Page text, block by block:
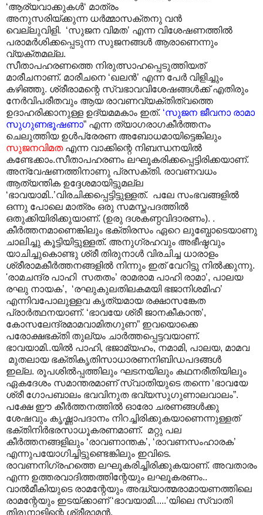
‘ആര്യവാക്കുകൾ‘ മാത്രം
അനുസരിയ്ക്കുന്ന ധർമ്മാസക്തനു വൻ
വെല്ലുവിളി. ‘സുജന വിമത’ എന്ന വിശേഷണത്തിൽ
പരാമർശിക്കപ്പെടുന്ന സുജനങ്ങൾ ആരാണെന്നും
വ്യക്തമല്ല.
സീതാപഹരണത്തെ നിരുത്സാഹപ്പെടുത്തിയത്
മാരീചനാണ്. മാരീചനെ ‘ഖലൻ’ എന്ന പേർ വിളിച്ചും
കഴിഞ്ഞു. ശ്രീരാമന്റെ സ്വഭാവവിശേഷങ്ങൾക്ക് എതിരും
നേർവിപരീതവും ആയ രാവണവ്യക്തിത്വത്തെ
ഉദാഹരിക്കാനുള്ള ഉദ്യമമകാം ഇത്. ‘സുജന ജീവനാ രാമാ
സുഗുണഭൂഷണാ” എന്ന ത്യാഗരാഗകീർത്തനം
ചെലുത്തിയ ഉൾപ്രേരണ അബോധമായിട്ടെങ്കിലും
സുജനവിമത എന്ന വാക്കിന്റെ നിബന്ധനയിൽ
കണ്ടേക്കാം.സീതാപഹരണം ലഘൂകരിക്കപ്പെട്ടിരിക്കയാണ്.
അന്വേഷണത്തിനാണു പ്രസക്തി. രാവണവധം
ആത്യന്തിക ഉദ്ദേശമായിട്ടുമല്ല
‘ഭാവയാമി..’വിരചിക്കപ്പെട്ടിട്ടുള്ളത്. പലേ സംഭവങ്ങളിൽ
ഒന്നു പോലെ മാത്രം ഒരു സമസ്തപദത്തിൽ
ഒതുക്കിയിരിക്കുയാണ്. (ഉരു ദശകണ്ഠവിദാരണം). .
കീർത്തനമാണെങ്കിലും ഭക്തിരസം ഏറെ ലുബ്ധോടെയാണു
ചാലിച്ചു കൂട്ടിയിട്ടുള്ളത്. അനുഗ്രഹവും അഭീഷ്ഠവും
യാചിച്ചുകൊണ്ടു ശ്രീ തിരുനാൾ വിരചിച്ച ധാരാളം
ശ്രീരാമകീർത്തനങ്ങളിൽ നിന്നും ഇത് വേറിട്ടു നിൽക്കുന്നു.
'രാമചന്ദ്ര പാഹി സതതം’ രാമരാമ പാഹി രാമാ’, പാലയ
രഘു നായക’, ‘രഘുകുലതിലകമയി ഭജാനിശമിഹ’
എന്നിവപോലുള്ളവ കൃത്യമായ രക്ഷാസങ്കേത
പ്രാർത്ഥനയാണ്. ‘ഭാവയേ ശ്രീ ജാനകീകാന്ത’,
കോസലേന്ദ്രമാമവാമിതഗുണ” ഇവയൊക്കെ
പരോക്ഷഭക്തി തുല്യം ചാർത്തപ്പെട്ടവയാണ്.
ഭാവയാമി..യിൽ പാഹി, ഭജാമ്യഹം, നമാമി, പാലയ, മാമവ
മുതലായ ഭക്തികൃതിസാധാരണനിബിഡപദങ്ങൾ
ഇല്ല. രൂപശിൽ‌പ്പത്തിലും ഘടനയിലും കഥനരീതിയിലും
ഏകദേശം സമാന്തരമാണ് സ്വാതിയുടെ തന്നെ ‘ഭാവയേ
ശ്രീ ഗോപബാലം ഭവവിനുത ഭവ്യസുഗുണാലവാലം”.
പക്ഷേ ഈ കീർത്തനത്തിൽ ഓരോ ചരണങ്ങൾക്കു
ശേഷവും കൃഷ്ണാപദാനം നിറച്ചിരിക്കുകയാണെന്നുള്ളത്
ഭക്തിനിർഭരസാധൂകരണമാണ്. മറ്റു പല
കീർത്തനങ്ങളിലും ‘രാവണാന്തക’, ‘രാവണസംഹാരക’
എന്നുപയോഗിച്ചിട്ടുണ്ടെങ്കിലും ഇവിടെ.
രാവണനിഗ്രഹത്തെ ലഘൂകരിച്ചിരിക്കുകയാണ്. അവതാരം
എന്ന ഉത്തരവാദിത്തത്തിന്റേയും ലഘൂകരണം..
വാൽമീകിയുടെ രാമന്റേയും അദ്ധ്യാത്മരാമായണത്തിലെ
രാമന്റേയും ഇടയ്ക്കാണ് ‘ഭാവയാമി.....’യിലെ സ്വാതി
തിരുനാളിന്റെ ശ്രീരാമൻ.